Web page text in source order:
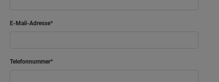
E-Mail-Adresse
Telefonnummer